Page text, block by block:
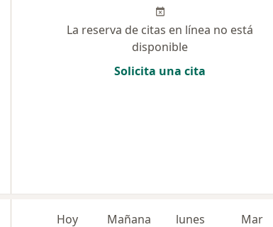
La reserva de citas en línea no está
disponible
Solicita una cita
Hoy Mañana lunes Mar